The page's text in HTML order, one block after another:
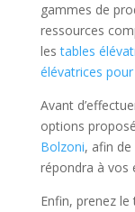
gammes de
ressources
lestables
élévatrices
Avant
options
Bolzoni, afin de
répondra à vos
Enfin, prenez